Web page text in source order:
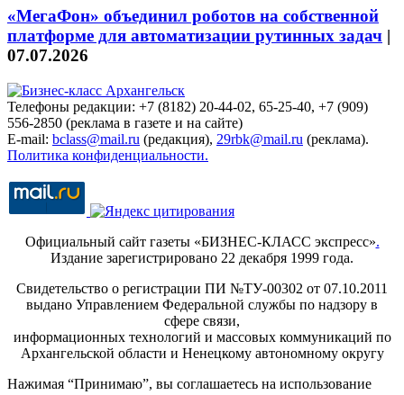
«МегаФон» объединил роботов на собственной
платформе для автоматизации рутинных задач |
07.07.2026
Телефоны редакции: +7 (8182) 20-44-02, 65-25-40, +7 (909)
556-2850 (реклама в газете и на сайте)
E-mail: bclass@mail.ru (редакция), 29rbk@mail.ru (реклама).
Политика конфиденциальности.
Официальный сайт газеты «БИЗНЕС-КЛАСС экспресс».
Издание зарегистрировано 22 декабря 1999 года.
Свидетельство о регистрации ПИ №ТУ-00302 от 07.10.2011
выдано Управлением Федеральной службы по надзору в
сфере связи,
информационных технологий и массовых коммуникаций по
Архангельской области и Ненецкому автономному округу
Нажимая “Принимаю”, вы соглашаетесь на использование